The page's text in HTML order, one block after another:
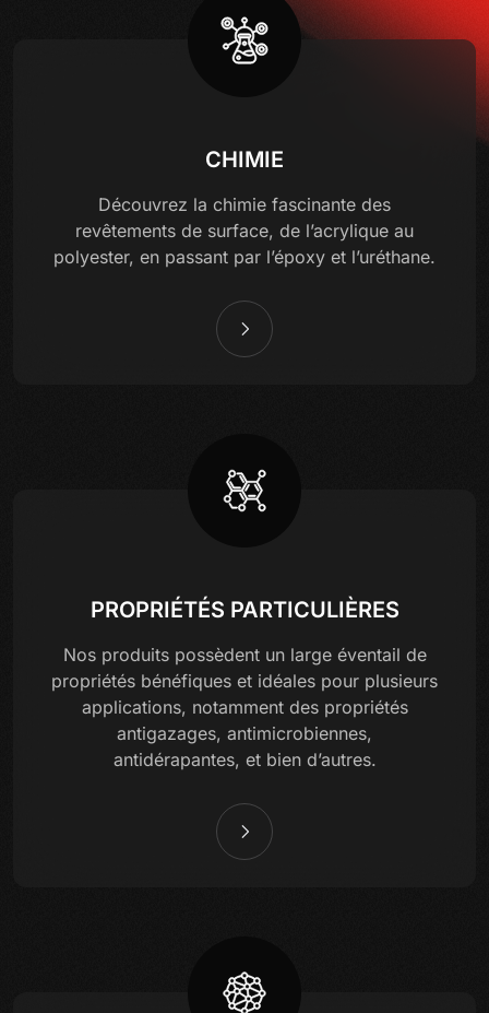
CHIMIE
Découvrez la chimie fascinante des
revêtements de surface, de l’acrylique au
polyester, en passant par l’époxy et l’uréthane.
PROPRIÉTÉS PARTICULIÈRES
Nos produits possèdent un large éventail de
propriétés bénéfiques et idéales pour plusieurs
applications, notamment des propriétés
antigazages, antimicrobiennes,
antidérapantes, et bien d’autres.